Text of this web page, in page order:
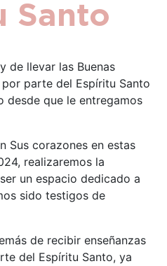
Santo
de llevar las Buenas
parte del Espíritu Santo
desde que le entregamos
Sus corazones en estas
realizaremos la
un espacio dedicado a
sido testigos de
de recibir enseñanzas
del Espíritu Santo, ya